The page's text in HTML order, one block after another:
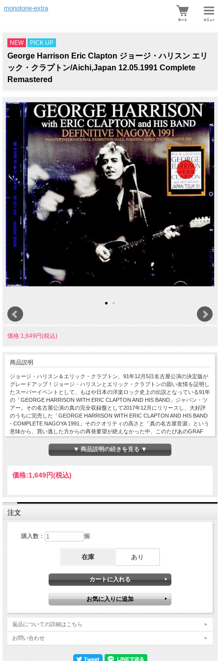
monotone-extra
NEW PICK UP
George Harrison Eric Clapton ジョージ・ハリスン エリ
ック・クラプトン/Aichi,Japan 12.05.1991 Complete
Remastered
価格:1,649円(税込)
商品説明
ジョージ・ハリスン＆エリック・クラプトン、91年12月5日名古屋公演の決定版が
グレードアップ！ジョージ・ハリスンとエリック・クラプトンの固い友情を証明し
たスーパーイベントとして、もはや日本の洋楽ロック史上の伝説となっている91年
の「GEORGE HARRISON WITH ERIC CLAPTON AND HIS BAND」ジャパン・ツ
アー。その名古屋公演の真の完全収録盤として2017年12月にリリースし、大好評
のうちに完売した「GEORGE HARRISON WITH ERIC CLAPTON AND HIS BAND
- COMPLETE NAGOYA 1991」そのクオリティの高さと「真の名古屋音源」という
意味から、買い逃した方からの再発要望が絶えなかった中、このたびあのGRAF
ZEPPELINが本音源をリマスターしてくれ、劇的な音像の改善が図られたことで、
遂にグレードアップバージョンをリリースする運びとなりました。前回の
「GEORGE HARRISON WITH ERIC CLAPTON AND HIS BAND - COMPLETE
NAGOYA 1991」では、メインのDAT音源のパートで演奏が大きく右側に定位して
いたのをセンター定位に補正。これで左チャンネルが寂しかった印象が改善されま
した。終盤のサブソース（Devil's Radio ★1:05以降）は元々センター定位に近いサ
り、より聴きやすくなりました。前回盤を買い逃された方、お待たせ致しました。
より高いクオリティでのリリースとなります。さて、この奇跡の公演はジョージ、
クラプトンそれぞれのファンの注目度は当時からMAXであり、92年以降全公演の
オーディエンスソースがリリースされてきました。この名古屋公演について、前回
て、中でも4公演目の名古屋の音源は、まず「FOURTH NIGHT LIVE」(PLATYPUS
RECORDS) のタイトルでリリースされ、その後2003年に「ONE MOMENT IN
TIME 2」(misterclaudel)が、そして2017年に「NAGOYA 1991」が登場。いずれに
も使用されたマスターが当時としてはまだ珍しかった最初期のDATによる録音とし
て超高音質を誇った同一のテーパーのものでしたが、先の2作はDATからカセット
テープにアナログコピーされたセカンドジェネレーションマスターを使用したた
め、ヒスノイズが全体に亘っているという欠点がありました。それに対し2017年
により前二者よりもワンランク上の高音質を実現していました。しかしながらこの
DATマスター、まだバッテリー容量の少ない仕様の初期DATであったため、コンサ
ート終盤のDevil's Radioの途中からバッテリー切れによりピッチがみるみる低くな
LIVE」は、Devil's Radioの途中以降を音質のかなり悪い別日公演(17日・東京公演)
で繋ぎ、「ONE MOMENT IN TIME 2」は、同じ名古屋公演の音源ながらメインの
DATマスターからはかなり音質が劣る別ソースを繋いでおり、結果的に両タイトル
とも違和感が際立つ仕上がりになっていました。「NAGOYA 1991」は、終盤部を
音質の良い大阪公演のソースで補填しており、違和感はかなり緩和されていたので
▼ 商品説明の続きを見る ▼
価格:1,649円(税込)
注文
購入数： 個
在庫 あり
返品についての詳細はこちら
お問い合わせ